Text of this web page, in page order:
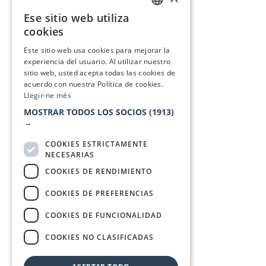
Ese sitio web utiliza
cookies
Este sitio web usa cookies para mejorar la
experiencia del usuario. Al utilizar nuestro
sitio web, usted acepta todas las cookies de
acuerdo con nuestra Política de cookies.
Llegir-ne més
MOSTRAR TODOS LOS SOCIOS (1913)
→
COOKIES ESTRICTAMENTE
NECESARIAS
COOKIES DE RENDIMIENTO
COOKIES DE PREFERENCIAS
COOKIES DE FUNCIONALIDAD
COOKIES NO CLASIFICADAS